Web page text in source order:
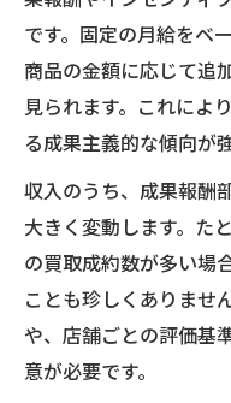
です。固定の月給をベ
商品の金額に応じて追
見られます。これによ
る成果主義的な傾向が
収入のうち、成果報酬
大きく変動します。た
の買取成約数が多い場
ことも珍しくありませ
や、店舗ごとの評価基
意が必要です。